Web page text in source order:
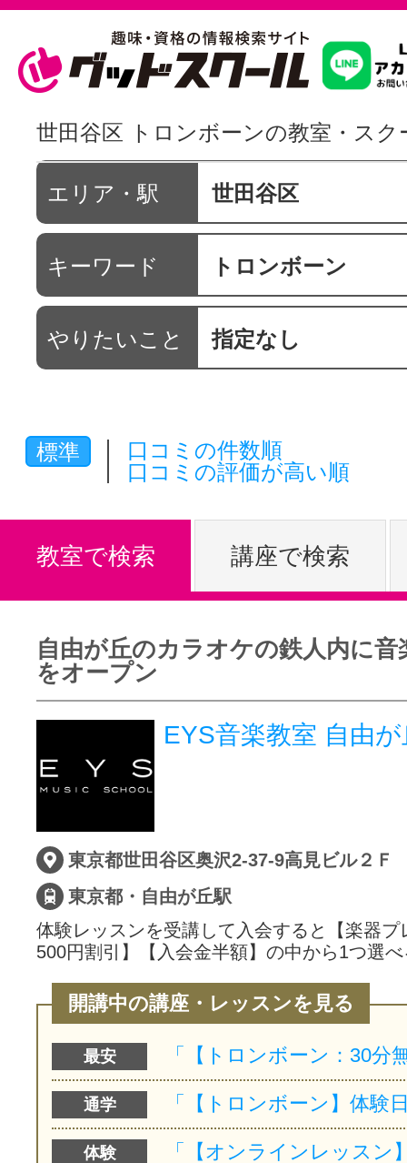
習いたいこ
スクールを
駅・路線か
通信講座を
体験レッス
やりたいこ
特集をみる
グッドスク
サイトマッ
世田谷区 トロンボーンの教室・スク
エリア・駅 世田谷区
キーワード トロンボーン
やりたいこと 指定なし
標準
口コミの件数順
口コミの評価が高い順
教室で検索 講座で検索
自由が丘のカラオケの鉄人内に音
をオープン
EYS音楽教室 自由
東京都世田谷区奥沢2-37-9高見ビル２Ｆ
東京都・自由が丘駅
体験レッスンを受講して入会すると【楽器プ
500円割引】【入会金半額】の中から1つ選
開講中の講座・レッスンを見る
最安
通学
体験